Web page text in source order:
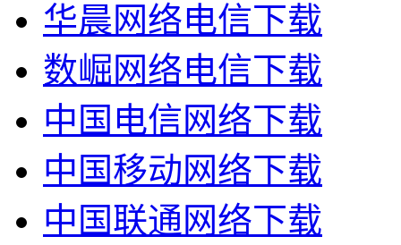
华晨网络电信下载
数崛网络电信下载
中国电信网络下载
中国移动网络下载
中国联通网络下载